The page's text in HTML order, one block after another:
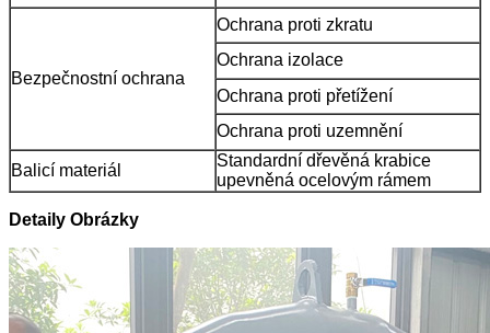
Bezpečnostní ochrana
Ochrana proti zkratu
Ochrana izolace
Ochrana proti přetížení
Ochrana proti uzemnění
Balicí materiál
Standardní dřevěná krabice
upevněná ocelovým rámem
Detaily Obrázky